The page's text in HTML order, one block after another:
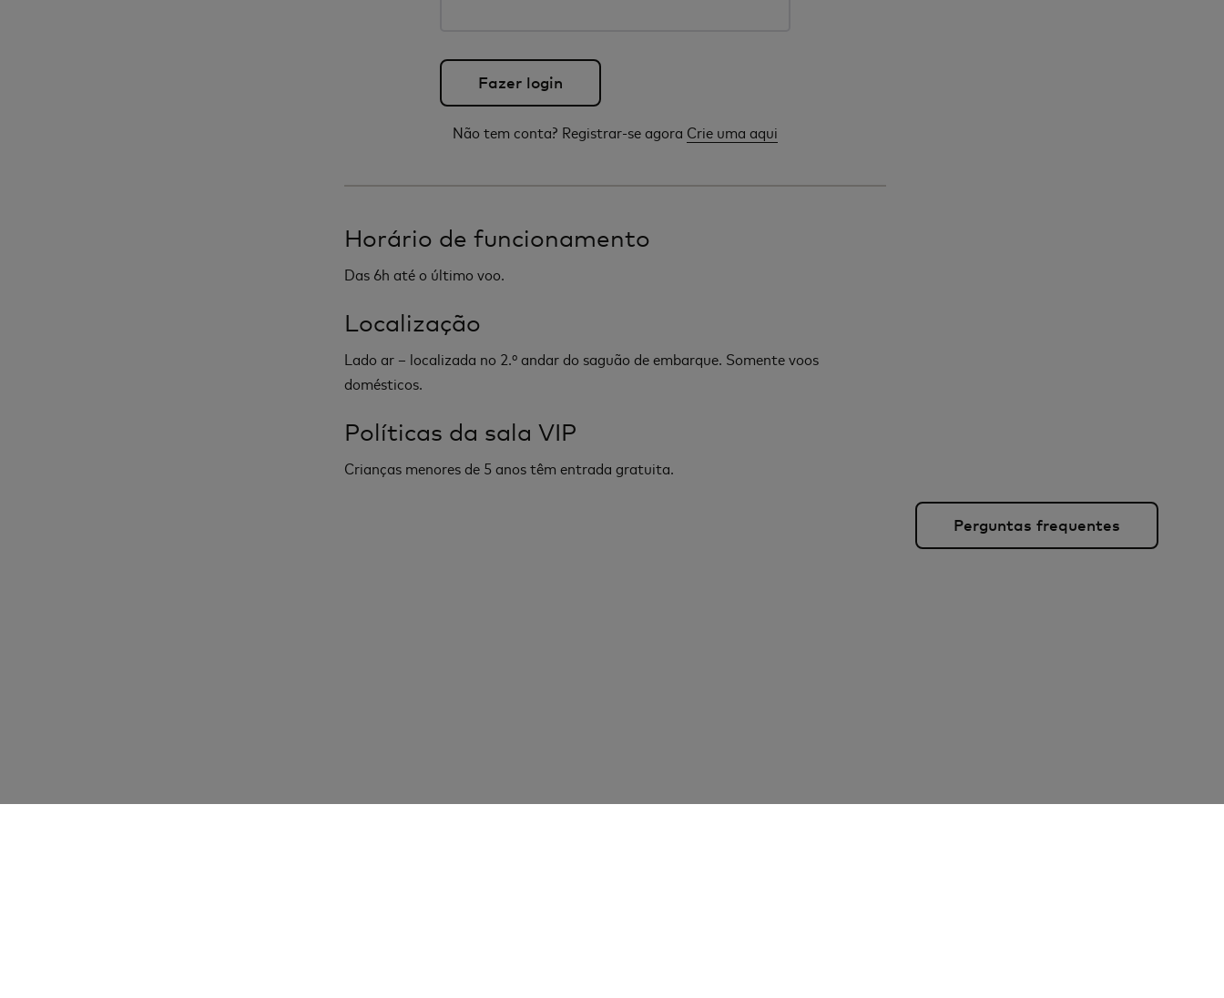
Não tem conta? Registrar-se agora Crie uma aqui
Horário de funcionamento
Das 6h até o último voo.
Localização
Lado ar – localizada no 2.º andar do saguão de embarque. Somente voos
domésticos.
Políticas da sala VIP
Crianças menores de 5 anos têm entrada gratuita.
Perguntas frequentes